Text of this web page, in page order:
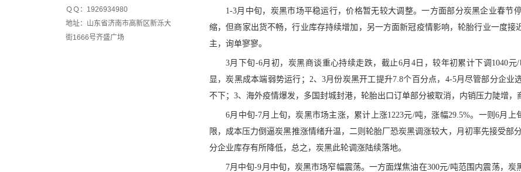
ＱＱ：1926934980
地址：山东省济南市高新区新泺大
街1666号齐盛广场
1-3月中旬，炭黑市场平稳运行，价格暂无较大调整。一方面部分炭黑企业春节
缩，但商家出货不畅，行业库存持续增加，另一方面新冠疫情影响，轮胎行业一度接
主，询单寥寥。
3月下旬-6月初，炭黑商谈重心持续走跌，截止6月4日，较年初累计下调1040
显，炭黑成本端弱势运行；2、3月份炭黑开工提升7.8个百分点，4-5月尽管部分企
不下；3、海外疫情爆发，多国封城封港，轮胎出口订单部分被取消，内销压力陡增，
6月中旬-7月上旬，炭黑市场主涨，累计上涨1223元/吨，涨幅29.5%。一则6月
限，成本压力倒逼炭黑推涨情绪升温，二则轮胎厂恐炭黑调涨较大，月初率先接受部
分企业库存有所降低，总之，炭黑此轮调涨陆续落地。
7月中旬-9月中旬，炭黑市场窄幅震荡。一方面煤焦油在300元/吨范围内震荡，